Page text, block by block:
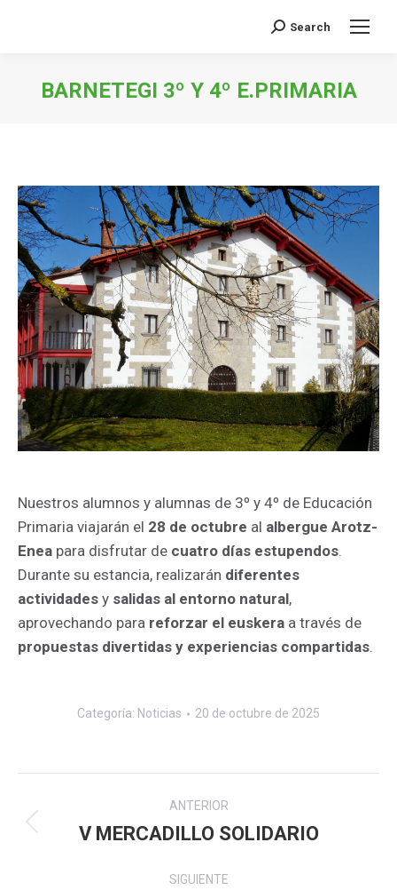
Buscar:
Search
BARNETEGI 3º Y 4º E.PRIMARIA
Nuestros alumnos y alumnas de 3º y 4º de Educación
Primaria viajarán el 28 de octubre al albergue Arotz-
Enea para disfrutar de cuatro días estupendos.
Durante su estancia, realizarán diferentes
actividades y salidas al entorno natural,
aprovechando para reforzar el euskera a través de
propuestas divertidas y experiencias compartidas.
Categoría: Noticias 20 de octubre de 2025
Navegación
entre
publicaciones
ANTERIOR
Publicación
V MERCADILLO SOLIDARIO
SIGUIENTE